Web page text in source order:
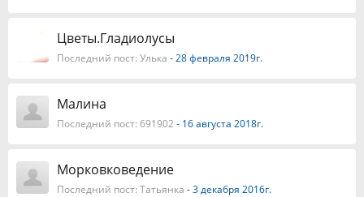
Цветы.Гладиолусы
Последний пост: Улька - 28 февраля 2019г.
Малина
Последний пост: 691902 - 16 августа 2018г.
Морковковедение
Последний пост: Татьянка - 3 декабря 2016г.